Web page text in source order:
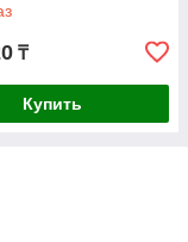
₸
Купить